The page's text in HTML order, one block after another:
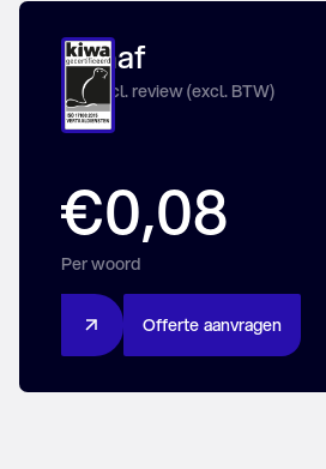
Vanaf
Prijs incl. review (excl. BTW)
€0,08
Per woord
Offerte aanvragen